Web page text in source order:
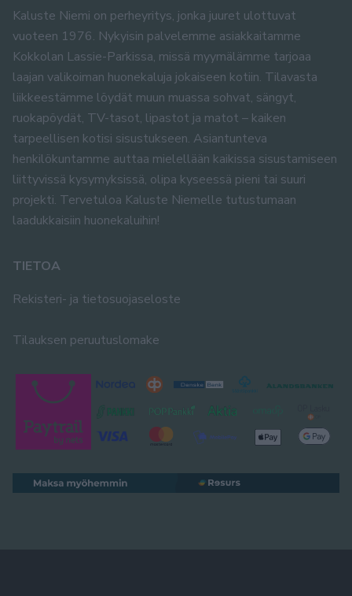
Kaluste Niemi on perheyritys, jonka juuret ulottuvat
vuoteen 1976. Nykyisin palvelemme asiakkaitamme
Kokkolan Lassie-Parkissa, missä myymälämme tarjoaa
laajan valikoiman huonekaluja jokaiseen kotiin. Tilavasta
liikkeestämme löydät muun muassa sohvat, sängyt,
ruokapöydät, TV-tasot, lipastot ja matot – kaiken
tarpeellisen kotisi sisustukseen. Asiantunteva
henkilökuntamme auttaa mielellään kaikissa sisustamiseen
liittyvissä kysymyksissä, olipa kyseessä pieni tai suuri
projekti. Tervetuloa Kaluste Niemelle tutustumaan
laadukkaisiin huonekaluihin!
TIETOA
Rekisteri- ja tietosuojaseloste
Tilauksen peruutuslomake